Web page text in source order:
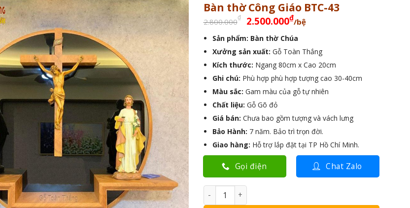
Bàn thờ Công Giáo BTC-43
2.800.000₫ Giá
gốc
là:
2.800.000₫.
2.500.000₫Giá
hiện
tại
là:
2.500.000₫.
/bệ
Sản phẩm: Bàn thờ Chúa
Xưởng sản xuất: Gỗ Toàn Thắng
Kích thước: Ngang 80cm x Cao 20cm
Ghi chú: Phù hợp phù hợp tượng cao 30-40cm
Màu sắc: Gam màu của gỗ tự nhiên
Chất liệu: Gỗ Gõ đỏ
Giá bán: Chưa bao gồm tượng và vách lưng
Bảo Hành: 7 năm. Bảo trì trọn đời.
Giao hàng: Hỗ trợ lắp đặt tại TP Hồ Chí Minh.
Gọi điện Chat Zalo
Bàn thờ Công Giáo BTC-43 số lượng